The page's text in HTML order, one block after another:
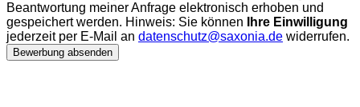
Beantwortung meiner Anfrage elektronisch erhoben und
gespeichert werden. Hinweis: Sie können
Ihre Einwilligung
jederzeit per E-Mail an datenschutz@saxonia.de widerrufen.
Bewerbung absenden